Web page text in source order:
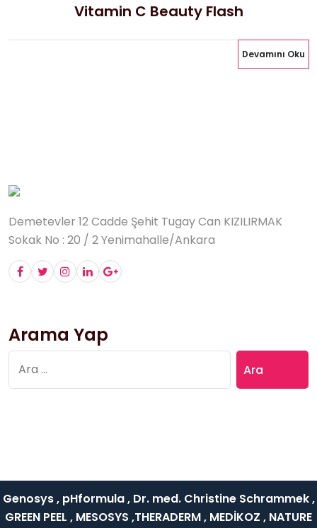
Vitamin C Beauty Flash
Devamını Oku
Demetevler 12 Cadde Şehit Tugay Can KIZILIRMAK
Sokak No : 20 / 2 Yenimahalle/Ankara
Arama Yap
Genosys , pHformula , Dr. med. Christine Schrammek ,
GREEN PEEL , MESOSYS ,THERADERM , MEDİKOZ , NATURE